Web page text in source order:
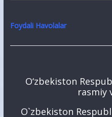
Foydali Havolalar
O‘zbekiston
rasmiy
O`zbekiston